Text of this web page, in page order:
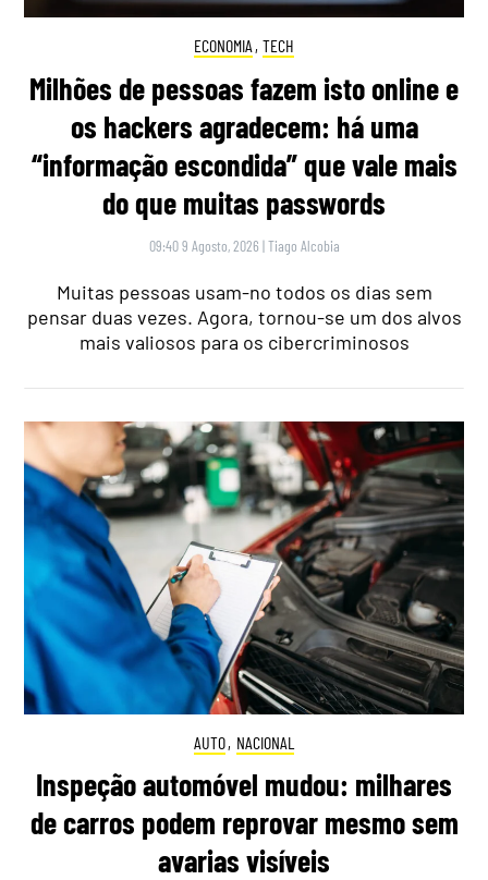
ECONOMIA , TECH
Milhões de pessoas fazem isto online e
os hackers agradecem: há uma
“informação escondida” que vale mais
do que muitas passwords
09:40 9 Agosto, 2026 |Tiago Alcobia
Muitas pessoas usam-no todos os dias sem
pensar duas vezes. Agora, tornou-se um dos alvos
mais valiosos para os cibercriminosos
AUTO, NACIONAL
Inspeção automóvel mudou: milhares
de carros podem reprovar mesmo sem
avarias visíveis